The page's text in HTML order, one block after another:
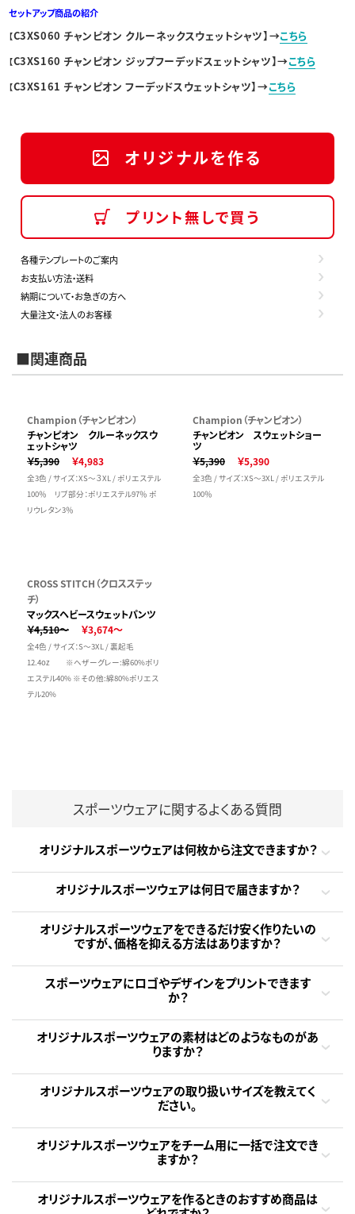
セットアップ商品の紹介
【C3XS060 チャンピオン クルーネックスウェットシャツ】→こちら
【C3XS160 チャンピオン ジップフーデッドスェットシャツ】→こちら
【C3XS161 チャンピオン フーデッドスウェットシャツ】→こちら
オリジナルを作る
プリント無しで買う
各種テンプレートのご案内
お支払い方法・送料
納期について・お急ぎの方へ
大量注文・法人のお客様
■関連商品
Champion（チャンピオン）
チャンピオン クルーネックスウ
ェットシャツ
￥5,390
￥4,983
全3色 / サイズ：XS～３XL / ポリエステル
100％ リブ部分：ポリエステル97％ ポ
リウレタン3％
Champion（チャンピオン）
チャンピオン スウェットショー
ツ
￥5,390
￥5,390
全3色 / サイズ：XS～3XL / ポリエステル
100％
CROSS STITCH（クロスステッ
チ）
マックスヘビースウェットパンツ
￥4,510～
￥3,674～
全4色 / サイズ：S～3XL / 裏起毛
12.4oz ※ヘザーグレー:綿60%ポリ
エステル40% ※その他:綿80%ポリエス
テル20%
スポーツウェアに関するよくある質問
オリジナルスポーツウェアは何枚から注文できますか？
オリジナルスポーツウェアは何日で届きますか？
オリジナルスポーツウェアをできるだけ安く作りたいの
ですが、価格を抑える方法はありますか？
スポーツウェアにロゴやデザインをプリントできます
か？
オリジナルスポーツウェアの素材はどのようなものがあ
りますか？
オリジナルスポーツウェアの取り扱いサイズを教えてく
ださい。
オリジナルスポーツウェアをチーム用に一括で注文でき
ますか？
オリジナルスポーツウェアを作るときのおすすめ商品は